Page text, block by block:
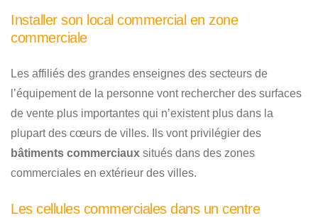
Installer son local commercial en zone
commerciale
Les affiliés des grandes enseignes des secteurs de
l’équipement de la personne vont rechercher des surfaces
de vente plus importantes qui n’existent plus dans la
plupart des cœurs de villes. Ils vont privilégier des
bâtiments commerciaux situés dans des zones
commerciales en extérieur des villes.
Les cellules commerciales dans un centre